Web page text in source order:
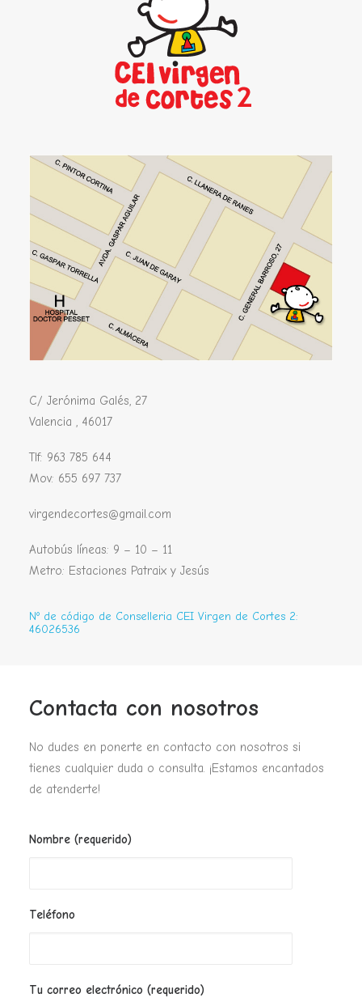
C/ Jerónima Galés, 27
Valencia , 46017
Tlf: 963 785 644
Mov: 655 697 737
virgendecortes@gmail.com
Autobús líneas: 9 – 10 – 11
Metro: Estaciones Patraix y Jesús
Nº de código de Conselleria CEI Virgen de Cortes 2:
46026536
Contacta con nosotros
No dudes en ponerte en contacto con nosotros si
tienes cualquier duda o consulta. ¡Estamos encantados
de atenderte!
Nombre (requerido)
Teléfono
Tu correo electrónico (requerido)